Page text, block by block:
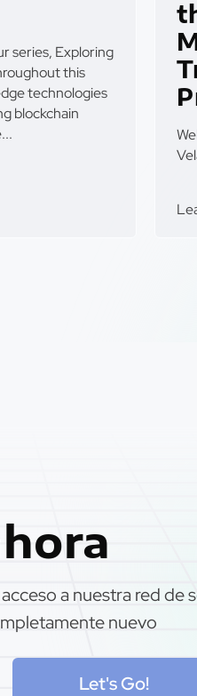
series, Exploring
this
technologies
blockchain
a nuestra red de
nuevo
Let's Go!